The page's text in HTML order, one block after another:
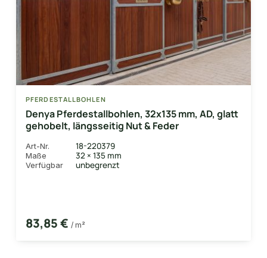
PFERDESTALLBOHLEN
Denya Pferdestallbohlen, 32x135 mm, AD, glatt
gehobelt, längsseitig Nut & Feder
Art-Nr. 18-220379
Maße 32 × 135 mm
Verfügbar unbegrenzt
83,85 € / m²